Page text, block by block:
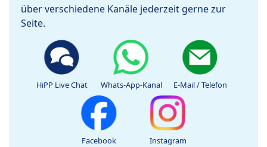
über verschiedene Kanäle jederzeit gerne zur
Seite.
HiPP Live Chat Whats-App-Kanal E-Mail / Telefon
Facebook Instagram